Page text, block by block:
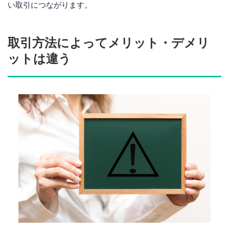
い取引につながります。
取引方法によってメリット・デメリ
ットは違う